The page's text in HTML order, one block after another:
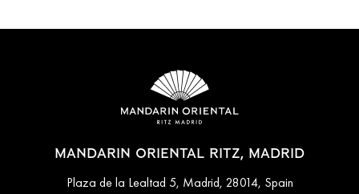
MANDARIN ORIENTAL RITZ, MADRID
Plaza de la Lealtad 5, Madrid, 28014, Spain